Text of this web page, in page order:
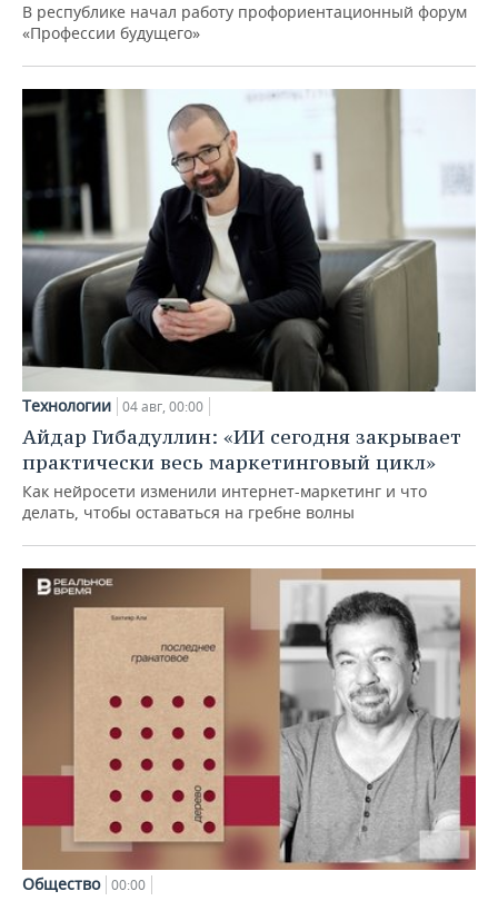
В республике начал работу профориентационный форум
«Профессии будущего»
Технологии 04 авг, 00:00
Айдар Гибадуллин: «ИИ сегодня закрывает
практически весь маркетинговый цикл»
Как нейросети изменили интернет-маркетинг и что
делать, чтобы оставаться на гребне волны
Общество 00:00